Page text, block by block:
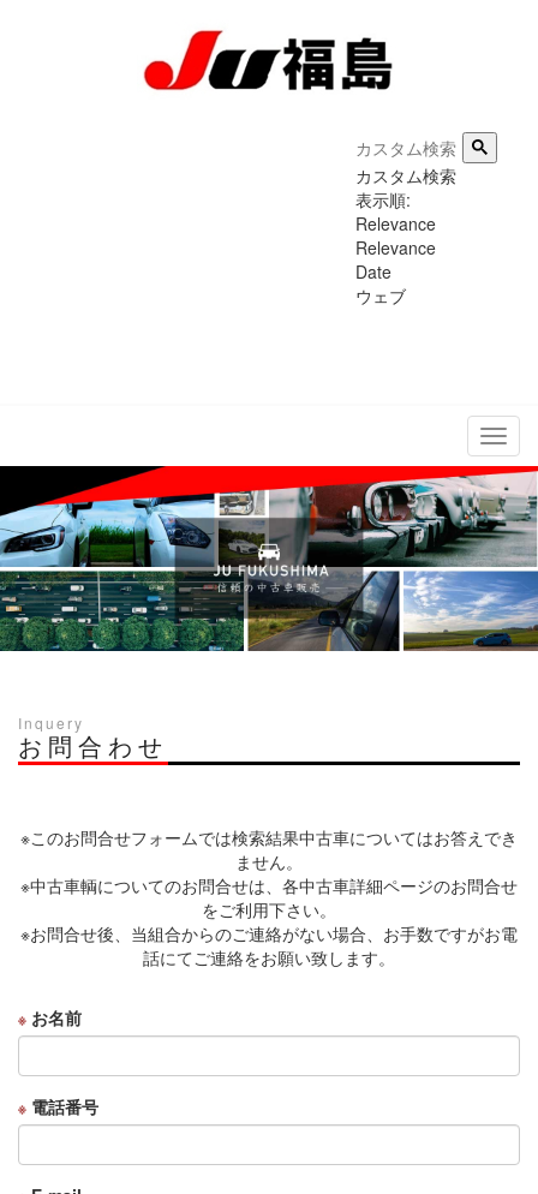
カスタム検索
表示順:
Relevance
Relevance
Date
ウェブ
メ
ニ
ュ
ー
Inquery
お問合わせ
※このお問合せフォームでは検索結果中古車についてはお答えでき
ません。
※中古車輌についてのお問合せは、各中古車詳細ページのお問合せ
をご利用下さい。
※お問合せ後、当組合からのご連絡がない場合、お手数ですがお電
話にてご連絡をお願い致します。
※ お名前
※ 電話番号